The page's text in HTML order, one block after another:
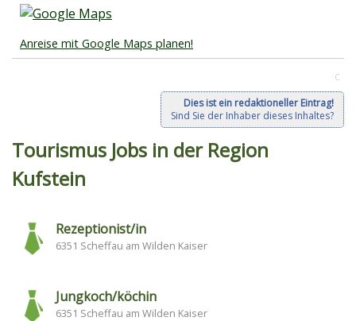
Anreise mit Google Maps planen!
C
Dies ist ein redaktioneller Eintrag!
Sind Sie der Inhaber dieses Inhaltes?
Tourismus Jobs in der Region
Kufstein
Rezeptionist/in
6351 Scheffau am Wilden Kaiser
Jungkoch/köchin
6351 Scheffau am Wilden Kaiser